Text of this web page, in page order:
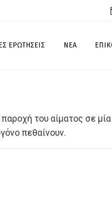
ΕΡΩΤΉΣΕΙΣ ΝΈΑ
του αίματος σε
πεθαίνουν.